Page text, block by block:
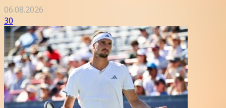
06.08.2026
30